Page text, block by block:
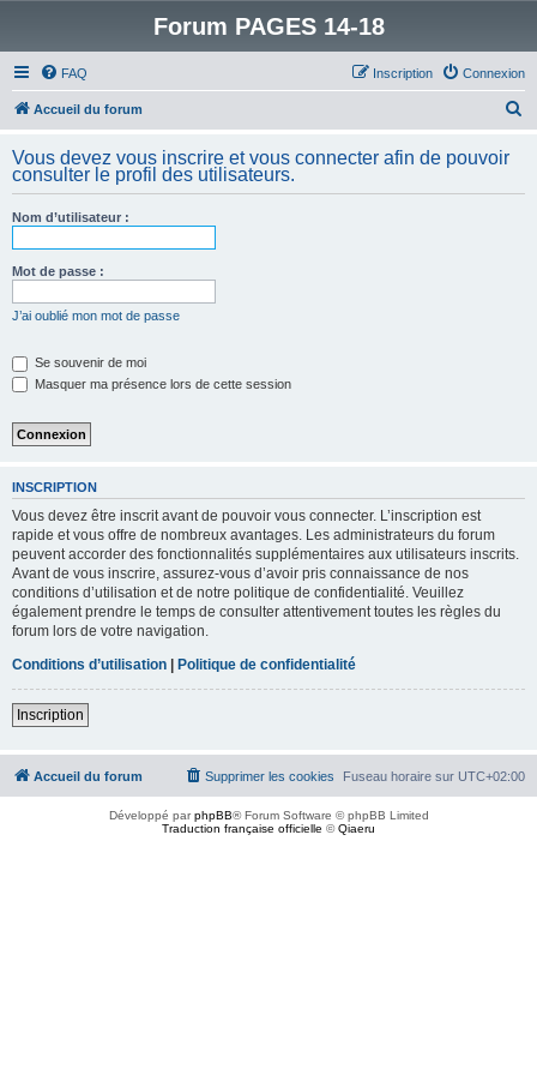
Forum PAGES 14-18
FAQ Connexion
Inscription
Accueil du forum
h
Vous devez vous inscrire et vous connecter afin de pouvoir
consulter le profil des utilisateurs.
Nom d’utilisateur :
Mot de passe :
J’ai oublié mon mot de passe
Se souvenir de moi
Masquer ma présence lors de cette session
INSCRIPTION
Vous devez être inscrit avant de pouvoir vous connecter. L’inscription est
rapide et vous offre de nombreux avantages. Les administrateurs du forum
peuvent accorder des fonctionnalités supplémentaires aux utilisateurs inscrits.
Avant de vous inscrire, assurez-vous d’avoir pris connaissance de nos
conditions d’utilisation et de notre politique de confidentialité. Veuillez
également prendre le temps de consulter attentivement toutes les règles du
forum lors de votre navigation.
Conditions d’utilisation | Politique de confidentialité
Inscription
Accueil du forum Fuseau horaire sur UTC+02:00
Supprimer les cookies
Développé parphpBB® Forum Software © phpBB Limited
Traduction française officielle ©Qiaeru